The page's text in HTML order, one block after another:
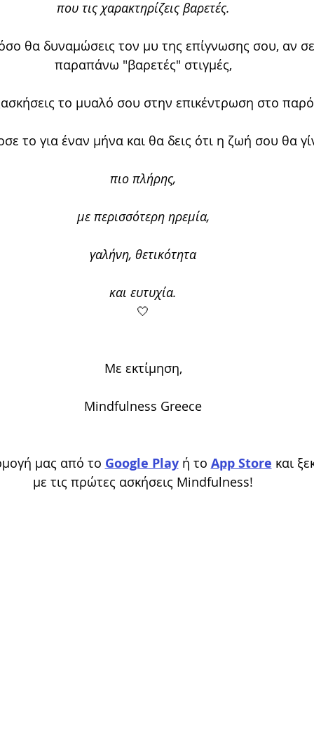
που τις χαρακτηρίζεις βαρετές.
θα δυναμώσεις τον μυ της επίγνωσης σου, αν
παραπάνω "βαρετές" στιγμές,
το μυαλό σου στην επικέντρωση στο
το για έναν μήνα και θα δεις ότι η ζωή σου θα
πιο πλήρης,
με περισσότερη ηρεμία,
γαλήνη, θετικότητα
και ευτυχία.
🤍
Με εκτίμηση,
Mindfulness Greece
μας από το Google Play ή το App Store και
με τις πρώτες ασκήσεις Mindfulness!